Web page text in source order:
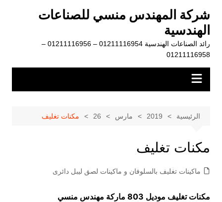
المحتوى
شركة المهندس منسي للصناعات
الهندسية
رائد الصناعات الهندسية 01211116954 – 01211116956 –
01211116958
الرئيسية 2019 مارس 26 مكنات تغليف
مكنات تغليف
ماكينات تغليف بالسلوفان و ماكينات لصق ليبل دائرى
مكنات تغليف موديل 803 ماركة مهندس منسي